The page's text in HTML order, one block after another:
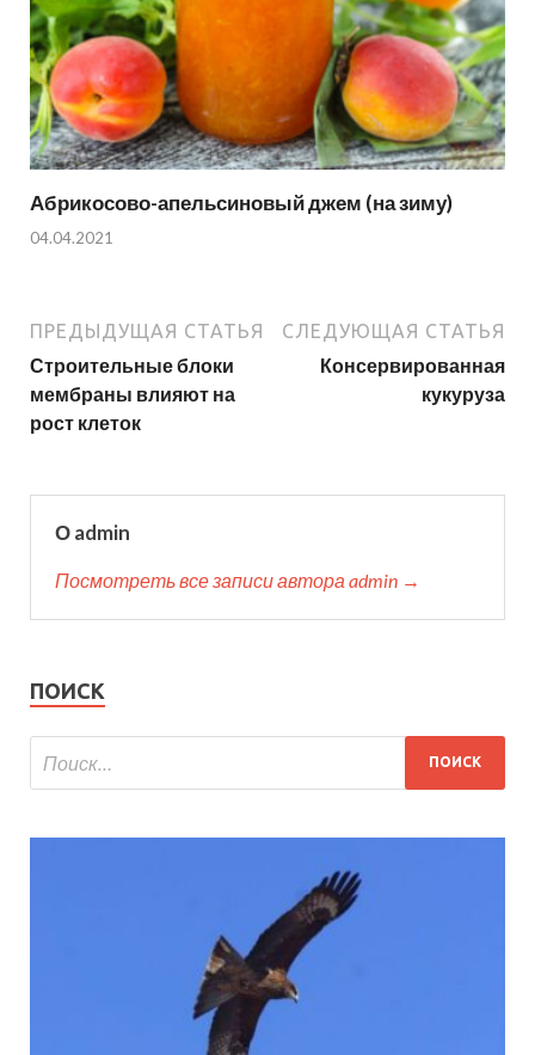
Абрикосово-апельсиновый джем (на зиму)
04.04.2021
ПРЕДЫДУЩАЯ СТАТЬЯ
Строительные блоки
мембраны влияют на
рост клеток
СЛЕДУЮЩАЯ СТАТЬЯ
Консервированная
кукуруза
О admin
Посмотреть все записи автора admin →
ПОИСК